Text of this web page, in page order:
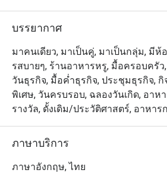
บรรยากาศ
มาคนเดียว, มาเป็นคู่, มาเป็นกลุ่ม, มีห้
รสบายๆ, ร้านอาหารหรู, มื้อครอบครั
วันธุรกิจ, มื้อค่ำธุรกิจ, ประชุมธุรกิจ,
พิเศษ, วันครบรอบ, ฉลองวันเกิด, อาห
รางวัล, ดั้งเดิม/ประวัติศาสตร์, อาหาร
ภาษาบริการ
ภาษาอังกฤษ, ไทย